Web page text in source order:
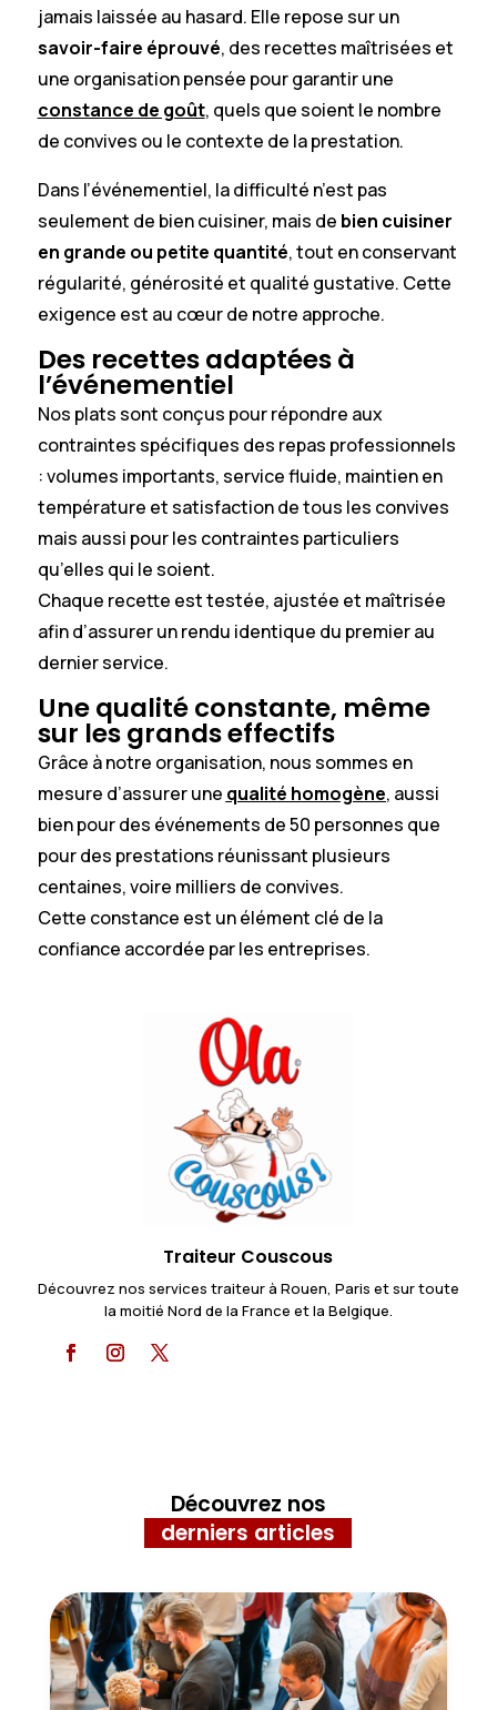
jamais laissée au hasard. Elle repose sur un
savoir-faire éprouvé, des recettes maîtrisées et
une organisation pensée pour garantir une
constance de goût, quels que soient le nombre
de convives ou le contexte de la prestation.
Dans l’événementiel, la difficulté n’est pas
seulement de bien cuisiner, mais de bien cuisiner
en grande ou petite quantité, tout en conservant
régularité, générosité et qualité gustative. Cette
exigence est au cœur de notre approche.
Des recettes adaptées à
l’événementiel
Nos plats sont conçus pour répondre aux
contraintes spécifiques des repas professionnels
: volumes importants, service fluide, maintien en
température et satisfaction de tous les convives
mais aussi pour les contraintes particuliers
qu’elles qui le soient.
Chaque recette est testée, ajustée et maîtrisée
afin d’assurer un rendu identique du premier au
dernier service.
Une qualité constante, même
sur les grands effectifs
Grâce à notre organisation, nous sommes en
mesure d’assurer une qualité homogène, aussi
bien pour des événements de 50 personnes que
pour des prestations réunissant plusieurs
centaines, voire milliers de convives.
Cette constance est un élément clé de la
confiance accordée par les entreprises.
Traiteur Couscous
Découvrez nos services traiteur à Rouen, Paris et sur toute
la moitié Nord de la France et la Belgique.
Découvrez nos
derniers articles